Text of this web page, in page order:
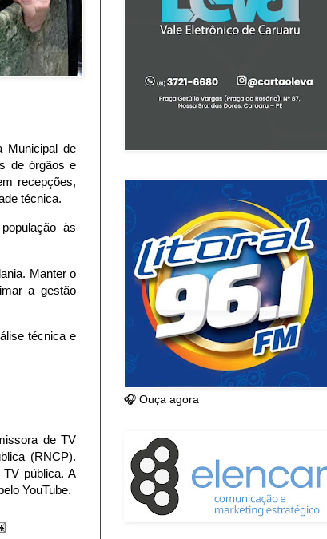
Municipal de
de órgãos e
recepções,
técnica.
às
Manter o
a gestão
técnica e
de TV
(RNCP).
pública. A
YouTube.
🎧 Ouça agora